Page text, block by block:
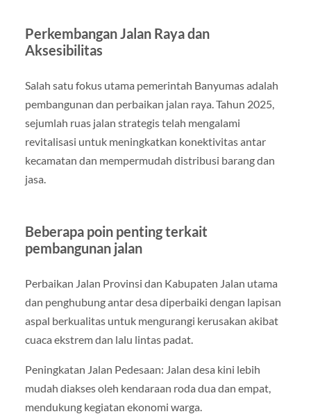
Perkembangan Jalan Raya dan
Aksesibilitas
Salah satu fokus utama pemerintah Banyumas adalah
pembangunan dan perbaikan jalan raya. Tahun 2025,
sejumlah ruas jalan strategis telah mengalami
revitalisasi untuk meningkatkan konektivitas antar
kecamatan dan mempermudah distribusi barang dan
jasa.
Beberapa poin penting terkait
pembangunan jalan
Perbaikan Jalan Provinsi dan Kabupaten Jalan utama
dan penghubung antar desa diperbaiki dengan lapisan
aspal berkualitas untuk mengurangi kerusakan akibat
cuaca ekstrem dan lalu lintas padat.
Peningkatan Jalan Pedesaan: Jalan desa kini lebih
mudah diakses oleh kendaraan roda dua dan empat,
mendukung kegiatan ekonomi warga.